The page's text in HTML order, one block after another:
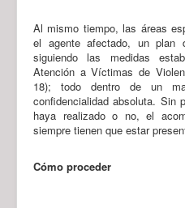
Al mismo tiempo, las áreas
el agente afectado, un plan
siguiendo las medidas
Atención a Víctimas de
18); todo dentro de un
confidencialidad absoluta. Sin
haya realizado o no, el
siempre tienen que estar
Cómo proceder